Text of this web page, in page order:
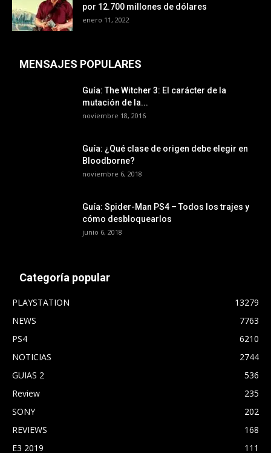
por 12.700 millones de dólares
enero 11, 2022
MENSAJES POPULARES
Guía: The Witcher 3: El carácter de la
mutación de la...
noviembre 18, 2016
Guía: ¿Qué clase de origen debe elegir en
Bloodborne?
noviembre 6, 2018
Guía: Spider-Man PS4 – Todos los trajes y
cómo desbloquearlos
junio 6, 2018
Categoría popular
PLAYSTATION
13279
NEWS
7763
PS4
6210
NOTICIAS
2744
GUIAS 2
536
Review
235
SONY
202
REVIEWS
168
E3 2019
111